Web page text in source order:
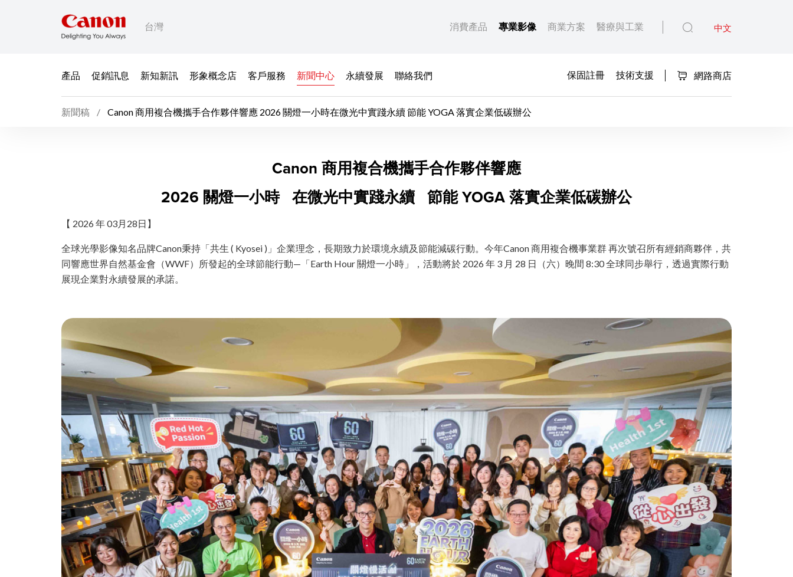
台灣 消費產品 專業影像 商業方案 醫療與工業 中文
產品 促銷訊息 新知新訊 形象概念店 客戶服務 新聞中心 永續發展 聯絡我們 保固註冊 技術支援 網路商店
新聞稿 Canon 商用複合機攜手合作夥伴響應 2026 關燈一小時在微光中實踐永續 節能 YOGA 落實企業低碳辦公
Canon 商用複合機攜手合作夥伴響應 2026 關燈一小時在微光中
Canon 商用複合機攜手合作夥伴響應
2026 關燈一小時 在微光中實踐永續 節能 YOGA 落實企業低碳辦公
【 2026 年 03月28日】
全球光學影像知名品牌Canon秉持「共生 ( Kyosei )」企業理念，長期致力於環境永續及節能減碳行動。今年Canon 商用複合機事業群 再次號召所有經銷商夥伴，共
同響應世界自然基金會（WWF）所發起的全球節能行動—「Earth Hour 關燈一小時」，活動將於 2026 年 3 月 28 日（六）晚間 8:30 全球同步舉行，透過實際行動
展現企業對永續發展的承諾。